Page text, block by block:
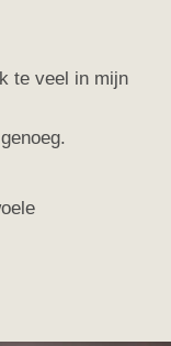
te veel in mijn